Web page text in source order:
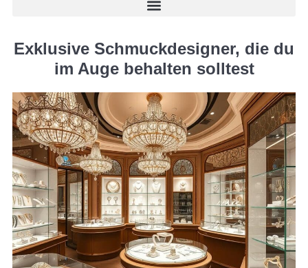
Exklusive Schmuckdesigner, die du
im Auge behalten solltest